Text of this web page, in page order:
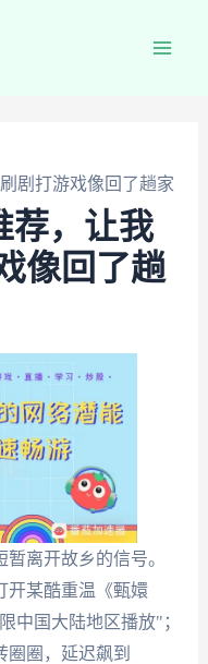
剧打游戏像回了趟家
荐，让我
像回了趟
离开故乡的信号。
开某酷重温《甄嬛
中国大陆地区播放"；
圈圈，延迟飙到